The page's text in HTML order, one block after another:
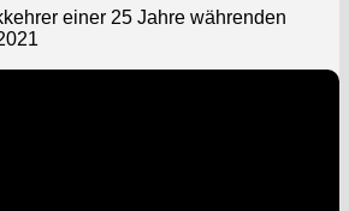
einer 25 Jahre währenden